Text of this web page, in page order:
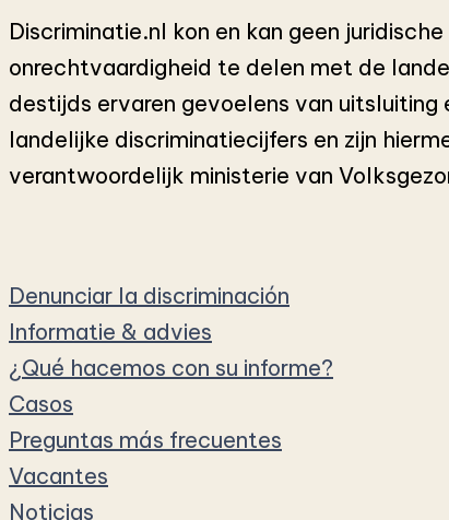
Discriminatie.nl kon en kan geen
onrechtvaardigheid te delen met de
destijds ervaren gevoelens van uitsluiting
landelijke discriminatiecijfers en zijn
verantwoordelijk ministerie van
Denunciar la discriminación
Informatie & advies
¿Qué hacemos con su informe?
Casos
Preguntas más frecuentes
Vacantes
Noticias